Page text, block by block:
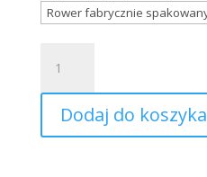
ECOBIKE
RX
MAX
Dodaj do koszyka